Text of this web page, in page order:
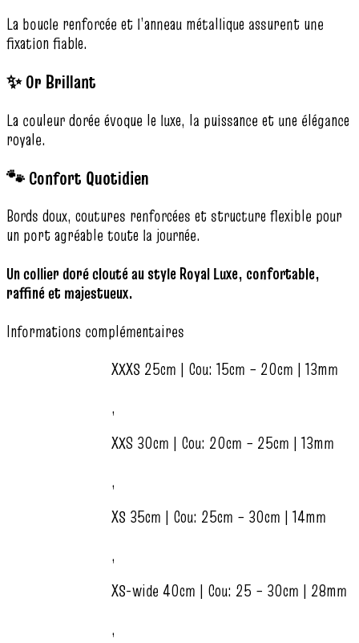
La boucle renforcée et l’anneau métallique assurent une
fixation fiable.
✨ Or Brillant
La couleur dorée évoque le luxe, la puissance et une élégance
royale.
🐾 Confort Quotidien
Bords doux, coutures renforcées et structure flexible pour
un port agréable toute la journée.
Un collier doré clouté au style Royal Luxe, confortable,
raffiné et majestueux.
Informations complémentaires
XXXS 25cm | Cou: 15cm – 20cm | 13mm
,
XXS 30cm | Cou: 20cm – 25cm | 13mm
,
XS 35cm | Cou: 25cm – 30cm | 14mm
,
XS-wide 40cm | Cou: 25 – 30cm | 28mm
,